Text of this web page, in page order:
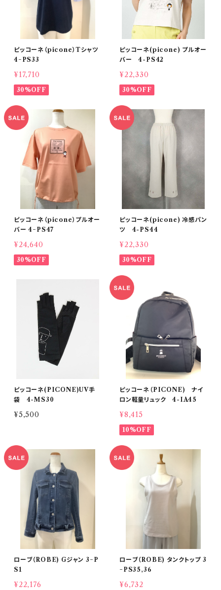
ピッコーネ（picone）Tシャツ
4−PS33
¥17,710
30%OFF
ピッコーネ(picone) プルオー
バー 4-PS42
¥22,330
30%OFF
ピッコーネ（picone）プルオー
バー 4−PS47
¥24,640
30%OFF
ピッコーネ(picone) 冷感パン
ツ 4-PS44
¥22,330
30%OFF
ピッコーネ(PICONE)UV手
袋 4-MS30
¥5,500
ピッコーネ（PICONE) ナイ
ロン軽量リュック 4-IA45
¥8,415
10%OFF
ローブ（ROBE) Gジャン 3−P
S1
¥22,176
ローブ（ROBE) タンクトップ 3
−PS35,36
¥6,732